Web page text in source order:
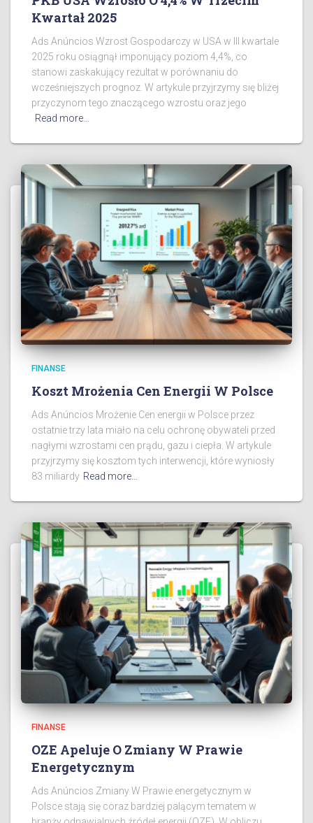
Kwartał 2025
Ads Anúncios Wzrost Gospodarczy w USA w III kwartale
2025 roku osiągnął imponujący poziom 4,4%, co
stanowi zaskakujący rezultat w porównaniu do
wcześniejszych prognoz. W artykule przyjrzymy się bliżej
przyczynom tego znaczącego wzrostu oraz jego
Read more…
FINANSE
Koszt Mrożenia Cen Energii W Polsce
Ads Anúncios Mrożenie Cen energii w Polsce przez
ostatnie trzy lata miało na celu ochronę obywateli przed
nagłymi wzrostami cen prądu, gazu i ciepła. W artykule
przyjrzymy się kosztom tych interwencji, które wyniosły
83 miliardy Read more…
FINANSE
OZE Apeluje O Zmiany W Prawie
Energetycznym
Ads Anúncios Zmiany W Prawie energetycznym w
Polsce stają się coraz bardziej palącym tematem w